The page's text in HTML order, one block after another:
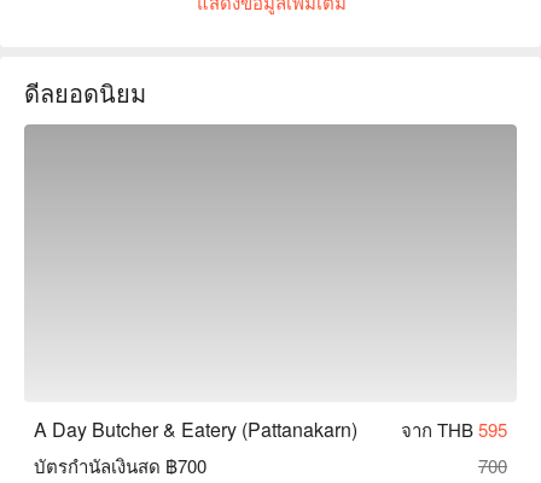
ชื่นชมบริการและคุณภาพอาหารอย่างมาก ทำให้เหมาะสำหรับ
สามารถหาความพึงพอใจได้ที่นี่ จองผ่าน FunNow เพื่อรับส่วนลด
ตอนนี้!
ดีลยอดนิยม
A Day Butcher & Eatery (Pattanakarn) จาก THB595
บัตรกำนัลเงินสด ฿700
700